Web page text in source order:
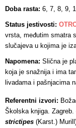
Doba rasta: 6, 7, 8, 9,
Status jestivosti:
vrsta, međutim smatra
slučajeva u kojima je
Napomena: Slična je
koja je snažnija i ima
livadama i pašnjacima
Referentni izvori:
Školska knjiga.
strictipes (Karst.)